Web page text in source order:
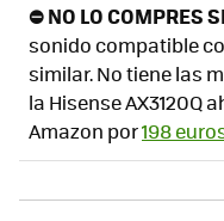
⛔ NO LO COMPRES
sonido compatible
similar. No tiene las
la Hisense AX3120Q
Amazon por198